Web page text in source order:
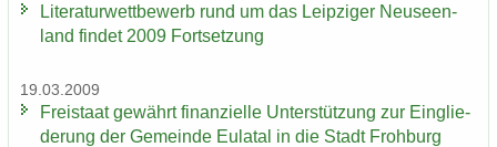
Li­te­ra­tur­wett­be­werb rund um das Leip­zi­ger Neu­seen­
land fin­det 2009 Fort­set­zung
19.03.2009
Frei­staat ge­währt fi­nan­zi­el­le Un­ter­stüt­zung zur Ein­glie­
de­rung der Ge­mein­de Eu­la­tal in die Stadt Froh­burg